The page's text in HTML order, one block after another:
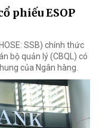
phiếu ESOP
SSB) chính thức
bộ quản lý (CBQL) có
của Ngân hàng.